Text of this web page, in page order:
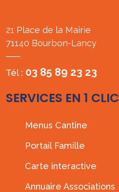
21 Place de la Mairie
71140 Bourbon-Lancy
Tél : 03 85 89 23 23
SERVICES EN 1 CLIC
Menus Cantine
Portail Famille
Carte interactive
Annuaire Associations